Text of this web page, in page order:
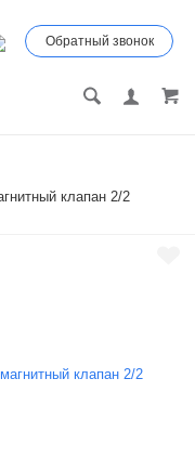
Обратный звонок
клапан 2/2